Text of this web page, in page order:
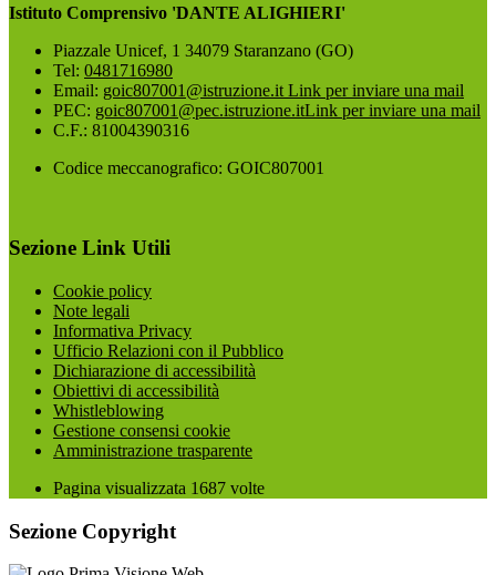
Istituto Comprensivo 'DANTE ALIGHIERI'
Piazzale Unicef, 1 34079 Staranzano (GO)
Tel: 0481716980
Email: goic807001@istruzione.it Link per inviare una mail
PEC: goic807001@pec.istruzione.itLink per inviare una mail
C.F.: 81004390316
Codice meccanografico: GOIC807001
Sezione Link Utili
Cookie policy
Note legali
Informativa Privacy
Ufficio Relazioni con il Pubblico
Dichiarazione di accessibilità
Obiettivi di accessibilità
Whistleblowing
Gestione consensi cookie
Amministrazione trasparente
Pagina visualizzata 1687 volte
Sezione Copyright